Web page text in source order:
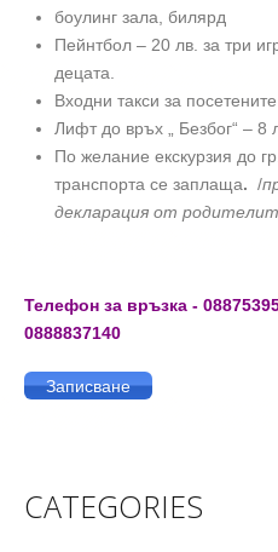
боулинг зала, билярд
Пейнтбол – 20 лв. за три
децата.
Входни такси за
Лифт до връх „ Безбог“ – 8
По желание екскурзия до
транспорта се заплаща. /
декларация от
Телефон за връзка -
0888837140
Записване
CATEGORIES